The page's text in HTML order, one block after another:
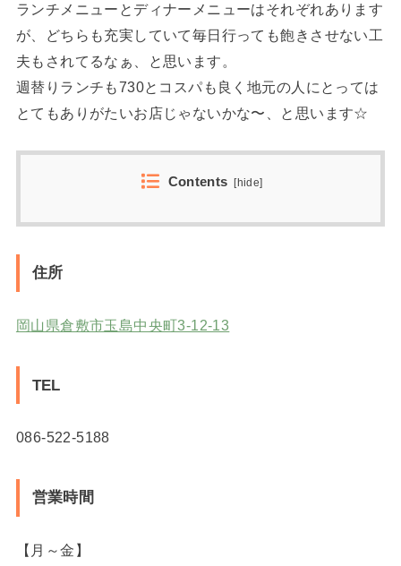
ランチメニューとディナーメニューはそれぞれあります
が、どちらも充実していて毎日行っても飽きさせない工
夫もされてるなぁ、と思います。
週替りランチも730とコスパも良く地元の人にとっては
とてもありがたいお店じゃないかな〜、と思います☆
Contents [hide]
住所
岡山県倉敷市玉島中央町3-12-13
TEL
086-522-5188
営業時間
【月～金】